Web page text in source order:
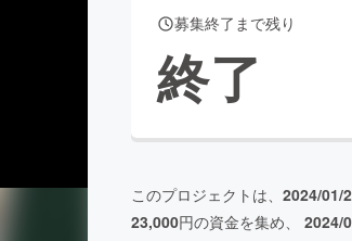
募集終了まで残り
終了
このプロジェクトは、 2024/01/
23,000円の資金を集め、 2024/